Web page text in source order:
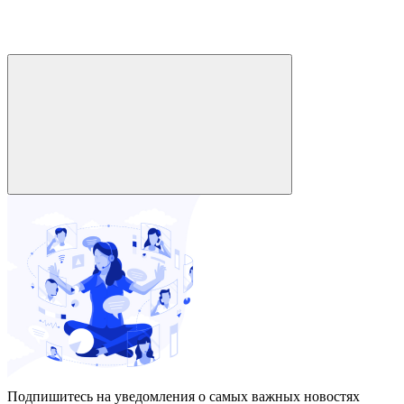
Подпишитесь на уведомления о самых важных новостях